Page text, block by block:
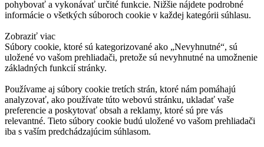
pohybovať a vykonávať určité funkcie. Nižšie nájdete podrobné
informácie o všetkých súboroch cookie v každej kategórii súhlasu.
Zobraziť viac
Súbory cookie, ktoré sú kategorizované ako „Nevyhnutné“, sú
uložené vo vašom prehliadači, pretože sú nevyhnutné na umožnenie
základných funkcií stránky.
Používame aj súbory cookie tretích strán, ktoré nám pomáhajú
analyzovať, ako používate túto webovú stránku, ukladať vaše
preferencie a poskytovať obsah a reklamy, ktoré sú pre vás
relevantné. Tieto súbory cookie budú uložené vo vašom prehliadači
iba s vaším predchádzajúcim súhlasom.